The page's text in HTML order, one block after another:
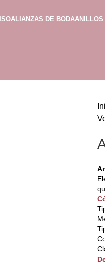
ALIANZAS DE BODAANILLOS